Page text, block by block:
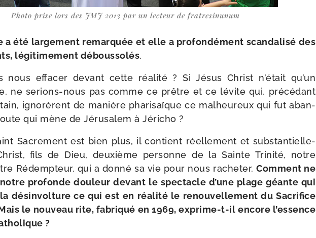
Photo prise lors des JMJ 2013 par un lec­teur de fratresinunum
a été lar­ge­ment remar­quée et elle a pro­fon­dé­ment scan­da­li­sé des
légi­ti­me­ment débous­so­lés.
nous effa­cer devant cette réa­li­té ? Si Jésus Christ n’était qu’un
ne serions-​nous pas comme ce prêtre et ce lévite qui, pré­cé­dant
igno­rèrent de manière pha­ri­saïque ce mal­heu­reux qui fut aban­
qui mène de Jérusalem à Jéricho ?
Sacrement est bien plus, il contient réel­le­ment et sub­stan­tiel­le­
fils de Dieu, deuxième per­sonne de la Sainte Trinité, notre
Rédempteur, qui a don­né sa vie pour nous rache­ter.Comment ne
pro­fonde dou­leur devant le spec­tacle d’une plage géante qui
désin­vol­ture ce qui est en réa­li­té le renou­vel­le­ment du Sacrifice
le nou­veau rite, fabri­qué en 1969, exprime-​t-​il encore l’es­sence
?